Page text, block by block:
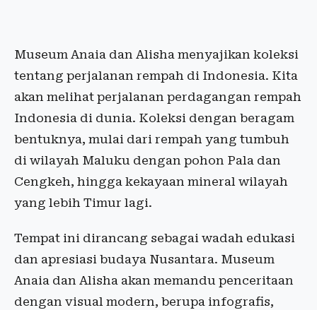
Museum Anaia dan Alisha menyajikan koleksi
tentang perjalanan rempah di Indonesia. Kita
akan melihat perjalanan perdagangan rempah
Indonesia di dunia. Koleksi dengan beragam
bentuknya, mulai dari rempah yang tumbuh
di wilayah Maluku dengan pohon Pala dan
Cengkeh, hingga kekayaan mineral wilayah
yang lebih Timur lagi.
Tempat ini dirancang sebagai wadah edukasi
dan apresiasi budaya Nusantara. Museum
Anaia dan Alisha akan memandu penceritaan
dengan visual modern, berupa infografis,